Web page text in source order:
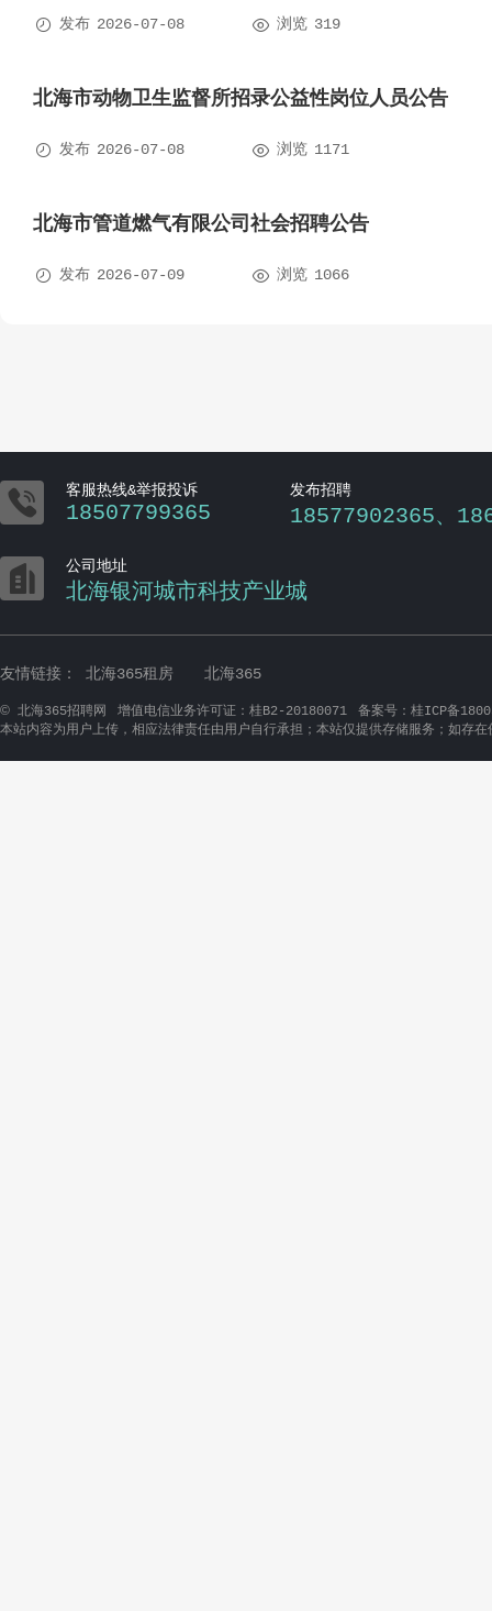
 发布 2026-07-08  浏览 319
北海市动物卫生监督所招录公益性岗位人员公告
 发布 2026-07-08  浏览 1171
北海市管道燃气有限公司社会招聘公告
 发布 2026-07-09  浏览 1066
 客服热线&举报投诉
18507799365
发布招聘
18577902365、
 公司地址
北海银河城市科技产业城
友情链接： 北海365租房 北海365
© 北海365招聘网 增值电信业务许可证：桂B2-20180071
备案号：桂ICP备
本站内容为用户上传，相应法律责任由用户自行承担；本站仅提供存储服务；如存